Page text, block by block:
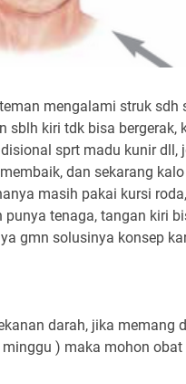
mengalami struk
sblh kiri tdk bisa
sprt madu kunir dll,
dan sekarang
masih pakai kursi
punya tenaga, tangan kiri
gmn solusinya konsep
darah, jika memang
) maka mohon